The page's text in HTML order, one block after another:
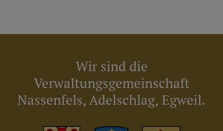
Wir sind die
Verwaltungsgemeinschaft
Nassenfels, Adelschlag, Egweil.